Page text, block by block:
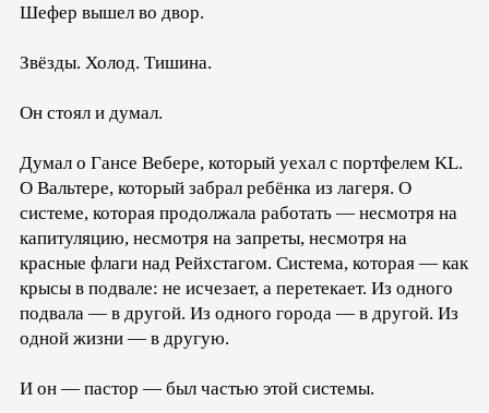
Шефер вышел во двор.
Звёзды. Холод. Тишина.
Он стоял и думал.
Думал о Гансе Вебере, который уехал с портфелем KL.
О Вальтере, который забрал ребёнка из лагеря. О
системе, которая продолжала работать — несмотря на
капитуляцию, несмотря на запреты, несмотря на
красные флаги над Рейхстагом. Система, которая — как
крысы в подвале: не исчезает, а перетекает. Из одного
подвала — в другой. Из одного города — в другой. Из
одной жизни — в другую.
И он — пастор — был частью этой системы.